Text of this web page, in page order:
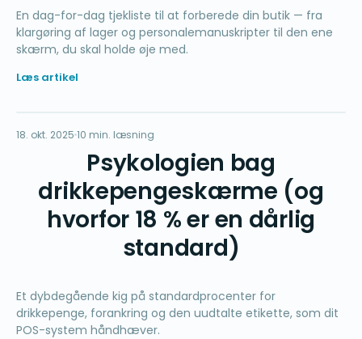
En dag-for-dag tjekliste til at forberede din butik — fra
klargøring af lager og personalemanuskripter til den ene
skærm, du skal holde øje med.
Læs artikel
BETALINGER
%
18. okt. 2025 10 min. læsning
Psykologien bag
drikkepengeskærme (og
hvorfor 18 % er en dårlig
standard)
Et dybdegående kig på standardprocenter for
drikkepenge, forankring og den uudtalte etikette, som dit
POS-system håndhæver.